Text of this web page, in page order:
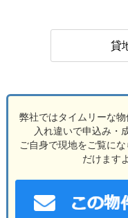
貸
弊社ではタイムリーな物
入れ違いで申込み・
ご自身で現地をご覧に
だけます